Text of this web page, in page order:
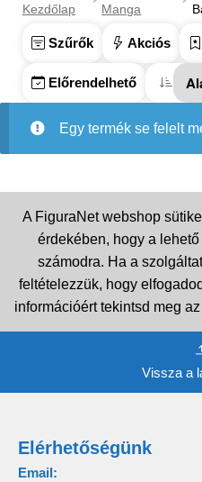
Kezdőlap
Manga
Szűrők Akciós
Előrendelhető
Egy termék se felelt
A FiguraNet webshop
érdekében, hogy a
számodra. Ha a
feltételezzük, hogy
információért tekintsd meg az
Vissza a
Elérhetőségünk
Email: